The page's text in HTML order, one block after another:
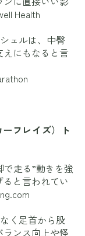
Health
ェルは、中臀
にもなると言
フレイズ）ト
走る”動きを強
と言われてい
く足首から股
ンス向上や怪